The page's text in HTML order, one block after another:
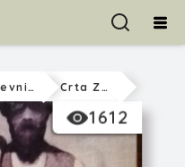
Dnevnici-Secanja Crta Za Sabiranje
1612